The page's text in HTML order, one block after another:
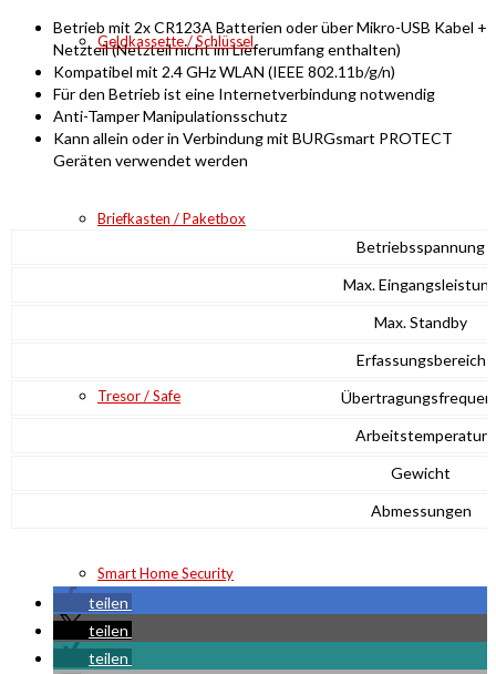
Geldkassette / Schlüssel
Briefkasten / Paketbox
Tresor / Safe
Smart Home Security
Betrieb mit 2x CR123A Batterien oder über Mikro-USB Kabel +
Netzteil (Netzteil nicht im Lieferumfang enthalten)
Kompatibel mit 2.4 GHz WLAN (IEEE 802.11b/g/n)
Für den Betrieb ist eine Internetverbindung notwendig
Anti-Tamper Manipulationsschutz
Kann allein oder in Verbindung mit BURGsmart PROTECT
Geräten verwendet werden
Betriebsspannung
Max.
Max. Standby
Erfassungsbereich
Arbeitstemperatur
Gewicht
Abmessungen
teilen
teilen
teilen